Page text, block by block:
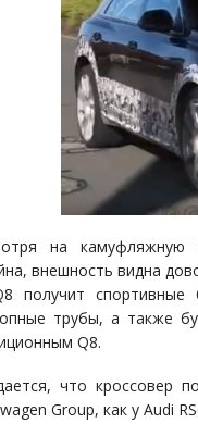
на камуфляжную
внешность видна
получит
трубы, а также
Q8.
что кроссовер
Group, как у Audi